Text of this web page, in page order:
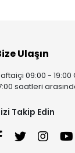
Ulaşın
09:00 -
saatleri
Takip Edin